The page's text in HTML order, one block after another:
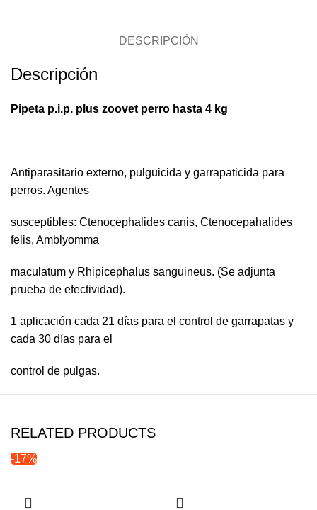
DESCRIPCIÓN
Descripción
Pipeta p.i.p. plus zoovet perro hasta 4 kg
Antiparasitario externo, pulguicida y garrapaticida para
perros. Agentes
susceptibles: Ctenocephalides canis, Ctenocepahalides
felis, Amblyomma
maculatum y Rhipicephalus sanguineus. (Se adjunta
prueba de efectividad).
1 aplicación cada 21 días para el control de garrapatas y
cada 30 días para el
control de pulgas.
RELATED PRODUCTS
-17%